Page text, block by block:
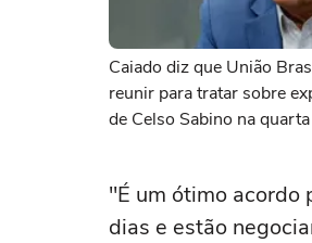
Caiado diz que União
reunir para tratar sobre
de Celso Sabino na quarta
"É um ótimo acordo
dias e estão